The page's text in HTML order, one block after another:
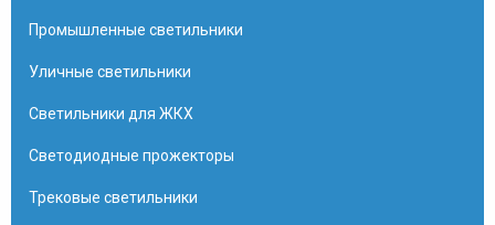
Промышленные светильники
Уличные светильники
Светильники для ЖКХ
Светодиодные прожекторы
Трековые светильники